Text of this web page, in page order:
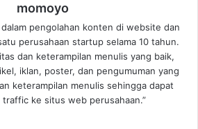
momoyo
dalam pengolahan konten di website dan
perusahaan startup selama 10 tahun.
dan keterampilan menulis yang baik,
iklan, poster, dan pengumuman yang
keterampilan menulis sehingga dapat
traffic ke situs web perusahaan.”